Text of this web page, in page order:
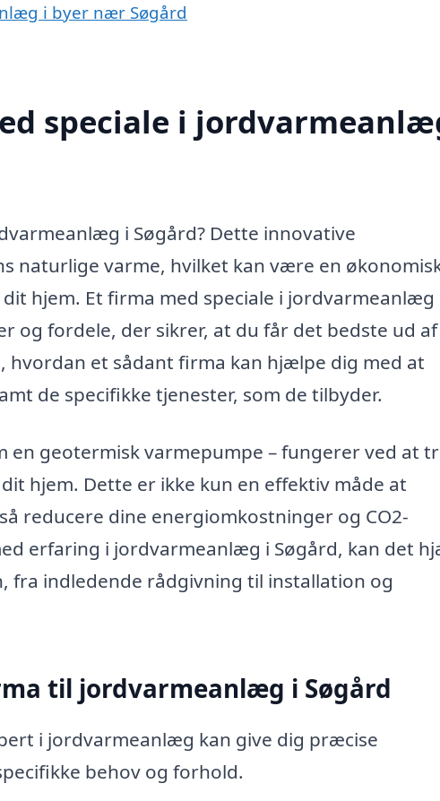
i byer nær Søgård
speciale i
i Søgård? Dette innovative
naturlige varme, hvilket kan være en
hjem. Et firma med speciale i jordvarmeanlæg
og fordele, der sikrer, at du får det bedste ud
hvordan et sådant firma kan hjælpe dig med at
de specifikke tjenester, som de tilbyder.
en geotermisk varmepumpe – fungerer ved at
hjem. Dette er ikke kun en effektiv måde at
reducere dine energiomkostninger og CO2-
erfaring i jordvarmeanlæg i Søgård, kan det
fra indledende rådgivning til installation og
til jordvarmeanlæg i Søgård
i jordvarmeanlæg kan give dig præcise
behov og forhold.